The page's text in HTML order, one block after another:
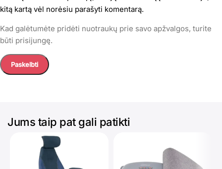
kitą kartą vėl norėsiu parašyti komentarą.
Kad galėtumėte pridėti nuotraukų prie savo apžvalgos, turite
būti prisijungę.
Jums taip pat gali patikti